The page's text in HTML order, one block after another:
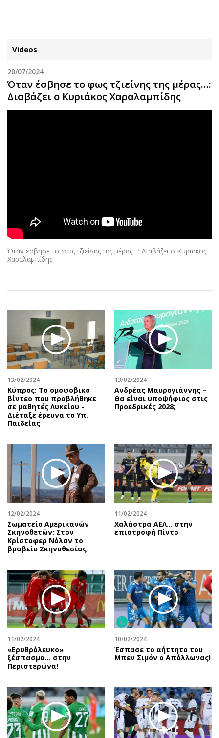
ΚΑΤΗΓΟΡΙΕΣ ΣΥΝΔΕΣΗ
Κύπρος
Αθλητισμός
Κύπρος
Ελλάδα
Οικονομία
Real Estate
Επιχειρήσεις
Αγορές
Money Review
AstroBank Properties
Trends
Ενέργεια
Ναυτιλία
Ελλάδα
Κόσμος
Παράξενα
Πολιτισμός
Σινεμά
Θέατρο-Χορός
Μουσική
Εικαστικά
Βιβλίο
Χειρόγραφα
Απόψεις
Geek
Νέα
Κινητά-tablets
Πολιτική
Οικονομία
Γενικά
Αναδρομές
Πρόσωπα
Περιβάλλον
Good Life
Γυναίκα
Συνταγές
Έξοδος
Media
Εκπομπές
Wine routes
Podcasts
Uncut
Προσωπικότητες στην ''Κ''
Επιστολές
Videos
20/07/2024
Όταν έσβησε το φως τζιείνης της μέρας…:
Διαβάζει ο Κυριάκος Χαραλαμπίδης
Όταν έσβησε το φως τζιείνης της μέρας…: Διαβάζει ο Κυριάκος
Χαραλαμπίδης
13/02/2024
Κύπρος: Το ομοφοβικό
βίντεο που προβλήθηκε
σε μαθητές Λυκείου -
Διέταξε έρευνα το Υπ.
Παιδείας
13/02/2024
Ανδρέας Μαυρογιάννης –
Θα είναι υποψήφιος στις
Προεδρικές 2028;
12/02/2024
Σωματείο Αμερικανών
Σκηνοθετών: Στον
Κρίστοφερ Νόλαν το
βραβείο Σκηνοθεσίας
11/02/2024
Χαλάστρα ΑΕΛ... στην
επιστροφή Πίντο
11/02/2024
«Ερυθρόλευκο»
ξέσπασμα… στην
Περιστερώνα!
10/02/2024
Έσπασε το αήττητο του
Μπεν Σιμόν ο Απόλλωνας!